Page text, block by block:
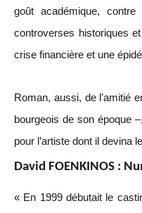
goût académique,
controverses historiques
crise financière et une
Roman, aussi, de l’amitié
bourgeois de son époque
pour l’artiste dont il devina
David FOENKINOS :
« En 1999 débutait le